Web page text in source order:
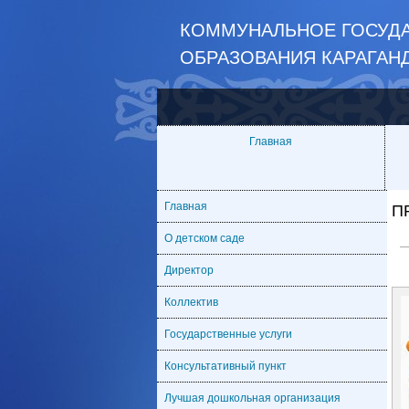
КОММУНАЛЬНОЕ
ОБРАЗОВАНИЯ
Главная
Главная
О детском саде
Директор
Коллектив
Государственные услуги
Консультативный пункт
Лучшая дошкольная организация